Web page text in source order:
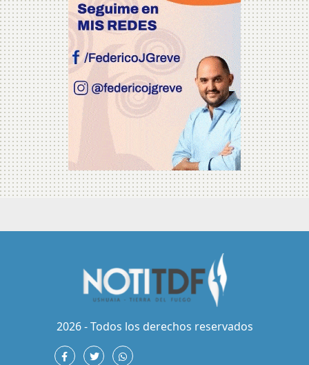
2026 - Todos los derechos reservados